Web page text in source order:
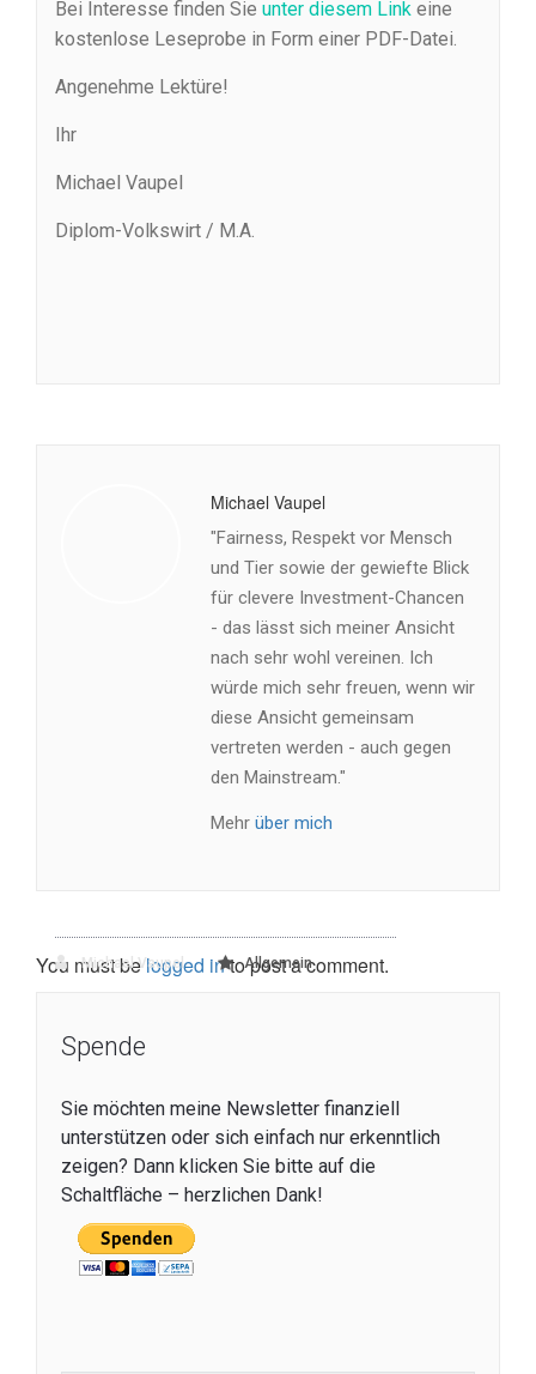
Bei Interesse finden Sie unter diesem Link eine
kostenlose Leseprobe in Form einer PDF-Datei.
Angenehme Lektüre!
Ihr
Michael Vaupel
Diplom-Volkswirt / M.A.
Michael Vaupel Allgemein
Michael Vaupel
"Fairness, Respekt vor Mensch
und Tier sowie der gewiefte Blick
für clevere Investment-Chancen
- das lässt sich meiner Ansicht
nach sehr wohl vereinen. Ich
würde mich sehr freuen, wenn wir
diese Ansicht gemeinsam
vertreten werden - auch gegen
den Mainstream."
Mehr über mich
You must belogged into post a comment.
Spende
Sie möchten meine Newsletter finanziell
unterstützen oder sich einfach nur erkenntlich
zeigen? Dann klicken Sie bitte auf die
Schaltfläche – herzlichen Dank!